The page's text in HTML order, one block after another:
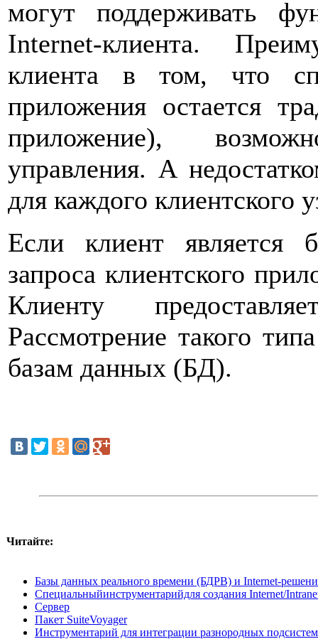
могут поддерживать
Internet-клиента.
клиента в том, что
приложения остается
приложение),
управления. А
для каждого клиентского
Если клиент является
запроса клиентского
Клиенту
Рассмотрение такого
базам данных (БД).
Читайте:
Базы данных реального времени (БДРВ) и Internet-
Специальныйинструментарийдля создания Internet/
Сервер
Пакет SuiteVoyager
Инструментарий для интеграции разнородных подсистем